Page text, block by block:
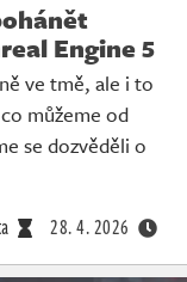
Engine 5
ve tmě, ale i to
můžeme od
se dozvěděli o
28. 4. 2026